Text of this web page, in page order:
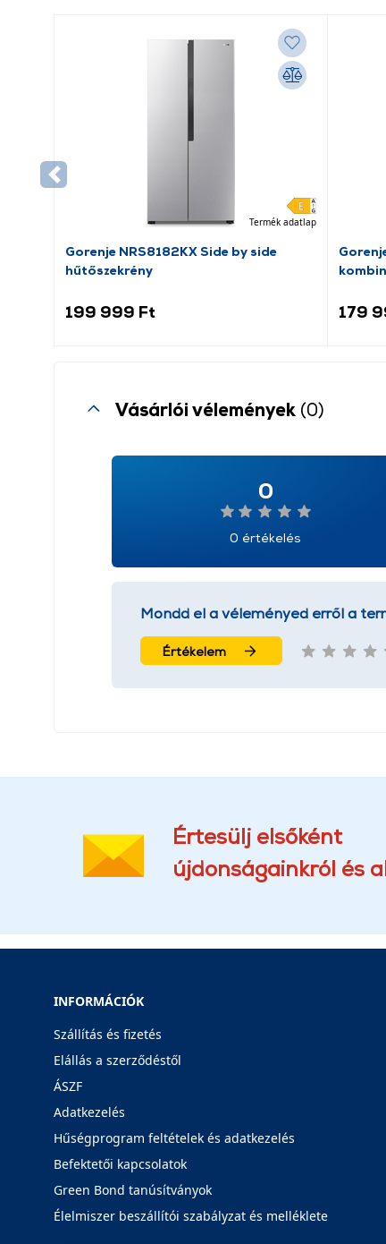
Termék adatlap
Gorenje NRS8182KX Side by side
hűtőszekrény
199 999 Ft 179
Vásárlói vélemények (0)
0
0 értékelés
Mondd el a véleményed erről a
Értékelem
Értesülj elsőként
újdonságainkról és
INFORMÁCIÓK
Szállítás és fizetés
Elállás a szerződéstől
ÁSZF
Adatkezelés
Hűségprogram feltételek és adatkezelés
Befektetői kapcsolatok
Green Bond tanúsítványok
Élelmiszer beszállítói szabályzat és melléklete